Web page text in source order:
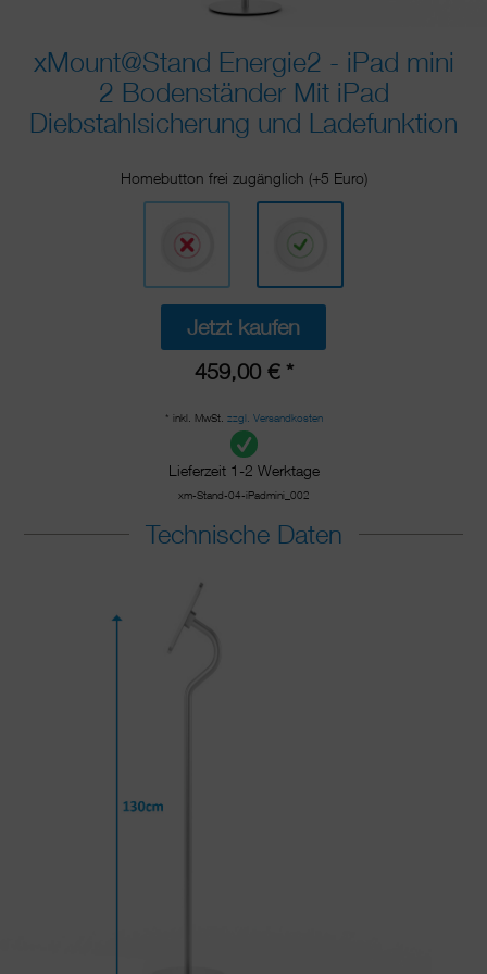
xMount@Stand Energie2 - iPad mini
2 Bodenständer Mit iPad
Diebstahlsicherung und Ladefunktion
Homebutton frei zugänglich (+5 Euro)
Jetzt kaufen
459,00 € *
* inkl. MwSt. zzgl. Versandkosten
Lieferzeit 1-2 Werktage
xm-Stand-04-iPadmini_002
Technische Daten